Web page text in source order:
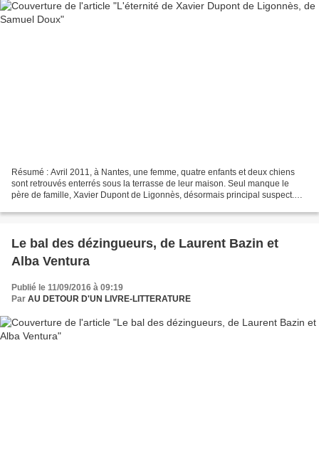
Résumé : Avril 2011, à Nantes, une femme, quatre enfants et deux chiens
sont retrouvés enterrés sous la terrasse de leur maison. Seul manque le
père de famille, Xavier Dupont de Ligonnès, désormais principal suspect.
Le bal des dézingueurs, de Laurent Bazin et
Alba Ventura
Publié le 11/09/2016 à 09:19
Par AU DETOUR D'UN LIVRE-LITTERATURE